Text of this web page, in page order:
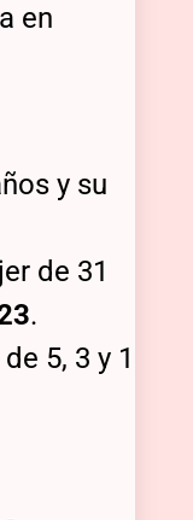
en
y su
de 31
.
5, 3 y 1